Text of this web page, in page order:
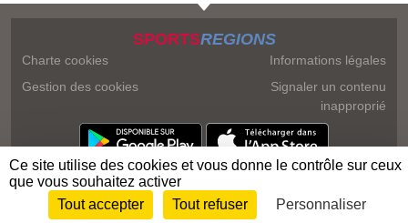
SPORTSREGIONS
Charte cookies
Gestion des cookies
Informations légales
Signaler un contenu
inapproprié
Envie de participer ? Connexion
Ce site utilise des cookies et vous donne le contrôle sur ceux
que vous souhaitez activer
Tout accepter
Tout refuser Personnaliser